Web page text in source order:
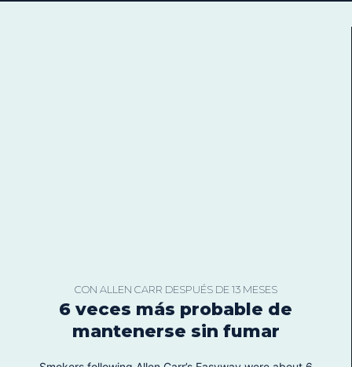
CON ALLEN CARR DESPUÉS DE 13 MESES
6 veces más probable de
mantenerse sin fumar